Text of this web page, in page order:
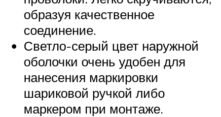
образуя качественное
соединение.
Светло-серый цвет наружной
оболочки очень удобен для
нанесения маркировки
шариковой ручкой либо
маркером при монтаже.